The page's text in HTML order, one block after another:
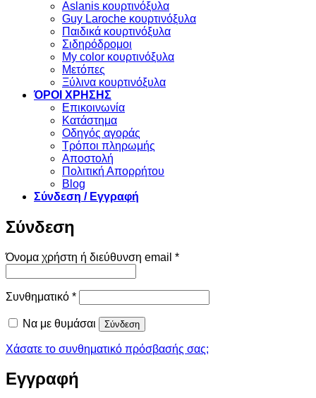
Aslanis κουρτινόξυλα
Guy Laroche κουρτινόξυλα
Παιδικά κουρτινόξυλα
Σιδηρόδρομοι
My color κουρτινόξυλα
Μετόπες
Ξύλινα κουρτινόξυλα
ΌΡΟΙ ΧΡΗΣΗΣ
Επικοινωνία
Κατάστημα
Οδηγός αγοράς
Τρόποι πληρωμής
Αποστολή
Πολιτική Απορρήτου
Blog
Σύνδεση / Εγγραφή
Σύνδεση
Όνομα χρήστη ή διεύθυνση email *Απαιτείται
Συνθηματικό *Απαιτείται
Να με θυμάσαι Σύνδεση
Χάσατε το συνθηματικό πρόσβασής σας;
Εγγραφή